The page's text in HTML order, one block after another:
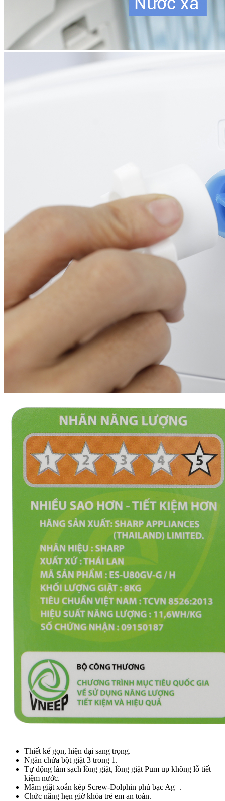
Thiết kế gọn, hiện đại sang trọng.
Ngăn chứa bột giặt 3 trong 1.
Tự động làm sạch lồng giặt, lồng giặt Pum up không lỗ tiết
kiệm nước.
Mâm giặt xoắn kép Screw-Dolphin phủ bạc Ag+.
Chức năng hẹn giờ khóa trẻ em an toàn.